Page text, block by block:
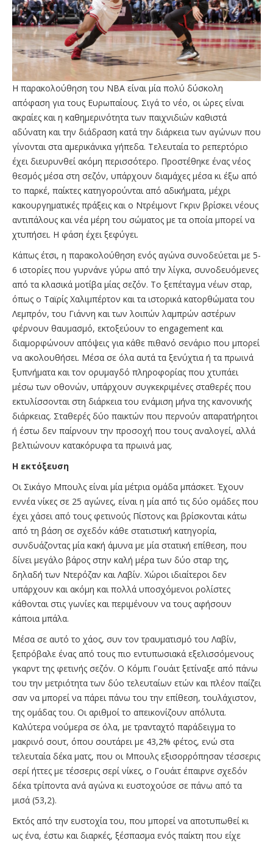
Η παρακολούθηση του ΝΒΑ είναι μία πολύ δύσκολη
απόφαση για τους Ευρωπαίους. Σιγά το νέο, οι ώρες είναι
ακραίες και η καθημερινότητα των παιχνιδιών καθιστά
αδύνατη και την διάδραση κατά την διάρκεια των αγώνων που
γίνονται στα αμερικάνικα γήπεδα. Τελευταία το ρεπερτόριο
έχει διευρυνθεί ακόμη περισσότερο. Προστέθηκε ένας νέος
θεσμός μέσα στη σεζόν, υπάρχουν διαμάχες μέσα κι έξω από
το παρκέ, παίκτες κατηγορούνται από αδικήματα, μέχρι
κακουργηματικές πράξεις και ο Ντρέιμοντ Γκριν βρίσκει νέους
αντιπάλους και νέα μέρη του σώματος με τα οποία μπορεί να
χτυπήσει. Η φάση έχει ξεφύγει.
Κάπως έτσι, η παρακολούθηση ενός αγώνα συνοδεύεται με 5-
6 ιστορίες που γυρνάνε γύρω από την λίγκα, συνοδευόμενες
από τα κλασικά μοτίβα μίας σεζόν. Το ξεπέταγμα νέων σταρ,
όπως ο Ταϊρίς Χαλιμπέρτον και τα ιστορικά κατορθώματα του
Λεμπρόν, του Γιάννη και των λοιπών λαμπρών αστέρων
φέρνουν θαυμασμό, εκτοξεύουν το engagement και
διαμορφώνουν απόψεις για κάθε πιθανό σενάριο που μπορεί
να ακολουθήσει. Μέσα σε όλα αυτά τα ξενύχτια ή τα πρωινά
ξυπνήματα και τον ορυμαγδό πληροφορίας που χτυπάει
μέσω των οθονών, υπάρχουν συγκεκριμένες σταθερές που
εκτυλίσσονται στη διάρκεια του ενάμιση μήνα της κανονικής
διάρκειας. Σταθερές δύο παικτών που περνούν απαρατήρητοι
ή έστω δεν παίρνουν την προσοχή που τους αναλογεί, αλλά
βελτιώνουν κατακόρυφα τα πρωινά μας.
Η εκτόξευση
Οι Σικάγο Μπουλς είναι μία μέτρια ομάδα μπάσκετ. Έχουν
εννέα νίκες σε 25 αγώνες, είναι η μία από τις δύο ομάδες που
έχει χάσει από τους φετινούς Πίστονς και βρίσκονται κάτω
από τη βάση σε σχεδόν κάθε στατιστική κατηγορία,
συνδυάζοντας μία κακή άμυνα με μία στατική επίθεση, που
δίνει μεγάλο βάρος στην καλή μέρα των δύο σταρ της,
δηλαδή των Ντερόζαν και Λαβίν. Χώροι ιδιαίτεροι δεν
υπάρχουν και ακόμη και πολλά υποσχόμενοι ρολίστες
κάθονται στις γωνίες και περιμένουν να τους αφήσουν
κάποια μπάλα.
Μέσα σε αυτό το χάος, συν τον τραυματισμό του Λαβίν,
ξεπρόβαλε ένας από τους πιο εντυπωσιακά εξελισσόμενους
γκαρντ της φετινής σεζόν. Ο Κόμπι Γουάιτ ξετίναξε από πάνω
του την μετριότητα των δύο τελευταίων ετών και πλέον παίζει
σαν να μπορεί να πάρει πάνω του την επίθεση, τουλάχιστον,
της ομάδας του. Οι αριθμοί το απεικονίζουν απόλυτα.
Καλύτερα νούμερα σε όλα, με τρανταχτό παράδειγμα το
μακρινό σουτ, όπου σουτάρει με 43,2% φέτος, ενώ στα
τελευταία δέκα ματς, που οι Μπουλς εξισορρόπησαν τέσσερις
σερί ήττες με τέσσερις σερί νίκες, ο Γουάιτ έπαιρνε σχεδόν
δέκα τρίποντα ανά αγώνα κι ευστοχούσε σε πάνω από τα
μισά (53,2).
Εκτός από την ευστοχία του, που μπορεί να αποτυπωθεί κι
ως ένα, έστω και διαρκές, ξέσπασμα ενός παίκτη που είχε